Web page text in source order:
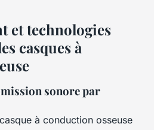
et technologies
casques à
sonore par
à conduction osseuse